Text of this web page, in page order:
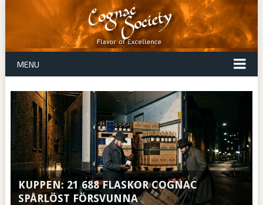
MENU
KUPPEN: 21 688 FLASKOR COGNAC
SPÅRLÖST FÖRSVUNNA